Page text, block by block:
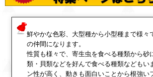
鮮やかな色彩、大型種から小型種まで様々
の仲間になります。
性質も様々で、寄生虫を食べる種類から砂
類・貝類などを好んで食べる種類などもい
ン性が高く、動きも面白いことから根強い